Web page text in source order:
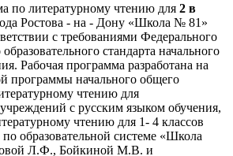
по литературному чтению для 2 в
Ростова - на - Дону «Школа № 81»
с требованиями Федерального
стандарта начального
Рабочая программа разработана на
программы начального общего
чтению для
с русским языком обучения,
чтению для 1- 4 классов
образовательной системе «Школа
Л.Ф., Бойкиной М.В. и